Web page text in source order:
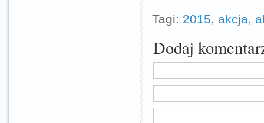
Tagi: 2015, akcja,
Dodaj